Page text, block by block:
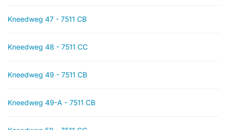
Kneedweg 47 - 7511 CB
Kneedweg 48 - 7511 CC
Kneedweg 49 - 7511 CB
Kneedweg 49-A - 7511 CB